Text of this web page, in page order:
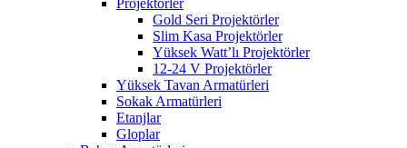
Projektörler
Gold Seri Projektörler
Slim Kasa Projektörler
Yüksek Watt’lı Projektörler
12-24 V Projektörler
Yüksek Tavan Armatürleri
Sokak Armatürleri
Etanjlar
Gloplar